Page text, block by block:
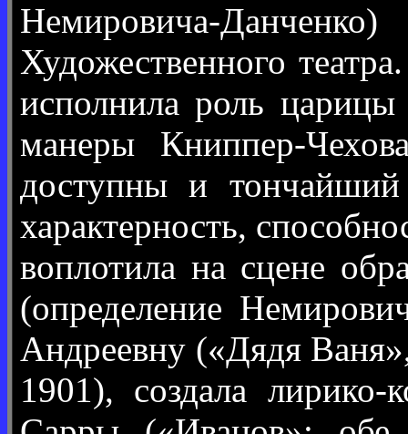
Немировича-
Художественного
исполнила роль
манеры Книппер-
доступны и тончайший
характерность,
воплотила на сцене
(определение
Андреевну («Дядя
1901), создала